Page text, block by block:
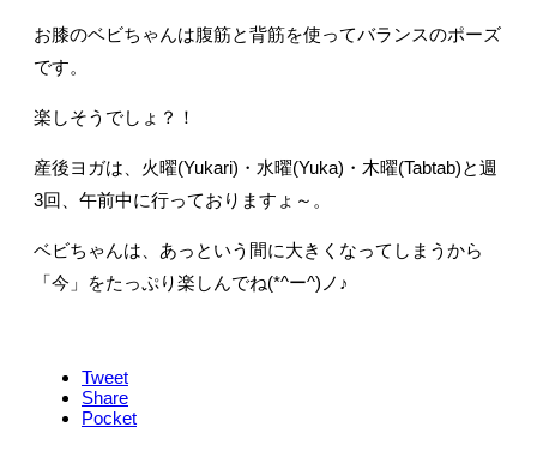
お膝のベビちゃんは腹筋と背筋を使ってバランスのポーズ
です。
楽しそうでしょ？！
産後ヨガは、火曜(Yukari)・水曜(Yuka)・木曜(Tabtab)と週
3回、午前中に行っておりますょ～。
ベビちゃんは、あっという間に大きくなってしまうから
「今」をたっぷり楽しんでね(*^ー^)ノ♪
Tweet
Share
Pocket